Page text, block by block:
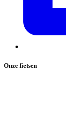
Onze fietsen